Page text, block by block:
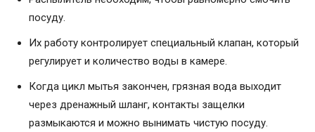
посуду.
Их работу контролирует специальный клапан, который
регулирует и количество воды в камере.
Когда цикл мытья закончен, грязная вода выходит
через дренажный шланг, контакты защелки
размыкаются и можно вынимать чистую посуду.